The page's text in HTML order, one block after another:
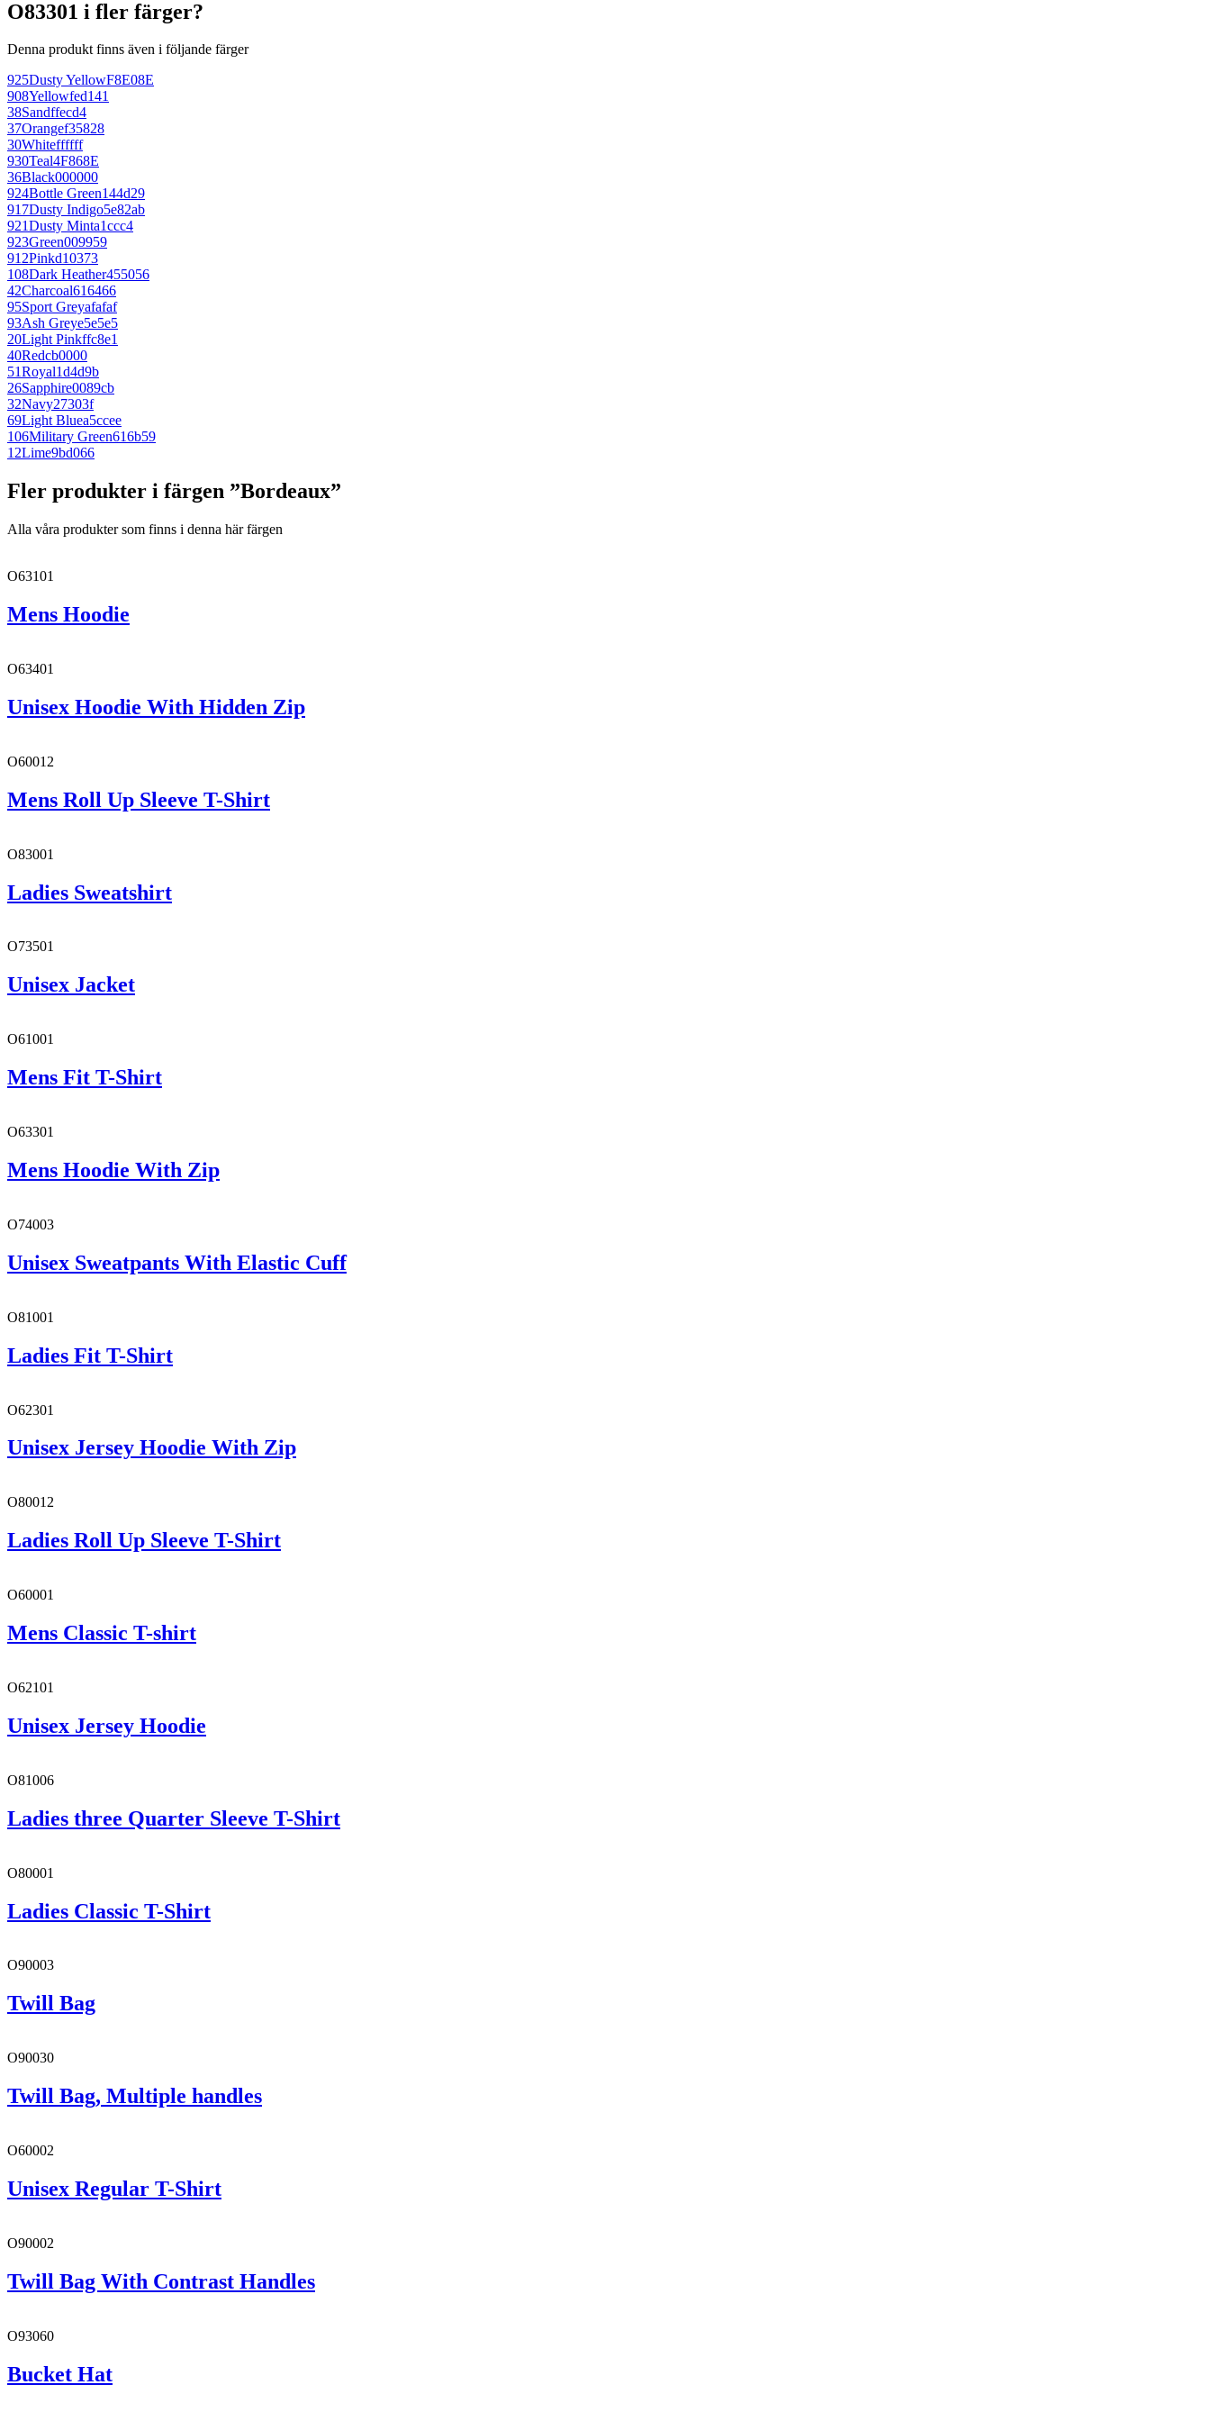
O83301 i fler färger?
Denna produkt finns även i följande färger
925Dusty YellowF8E08E
908Yellowfed141
38Sandffecd4
37Orangef35828
30Whiteffffff
930Teal4F868E
36Black000000
924Bottle Green144d29
917Dusty Indigo5e82ab
921Dusty Minta1ccc4
923Green009959
912Pinkd10373
108Dark Heather455056
42Charcoal616466
95Sport Greyafafaf
93Ash Greye5e5e5
20Light Pinkffc8e1
40Redcb0000
51Royal1d4d9b
26Sapphire0089cb
32Navy27303f
69Light Bluea5ccee
106Military Green616b59
12Lime9bd066
Fler produkter i färgen ”Bordeaux”
Alla våra produkter som finns i denna här färgen
O63101
Mens Hoodie
O63401
Unisex Hoodie With Hidden Zip
O60012
Mens Roll Up Sleeve T-Shirt
O83001
Ladies Sweatshirt
O73501
Unisex Jacket
O61001
Mens Fit T-Shirt
O63301
Mens Hoodie With Zip
O74003
Unisex Sweatpants With Elastic Cuff
O81001
Ladies Fit T-Shirt
O62301
Unisex Jersey Hoodie With Zip
O80012
Ladies Roll Up Sleeve T-Shirt
O60001
Mens Classic T-shirt
O62101
Unisex Jersey Hoodie
O81006
Ladies three Quarter Sleeve T-Shirt
O80001
Ladies Classic T-Shirt
O90003
Twill Bag
O90030
Twill Bag, Multiple handles
O60002
Unisex Regular T-Shirt
O90002
Twill Bag With Contrast Handles
O93060
Bucket Hat